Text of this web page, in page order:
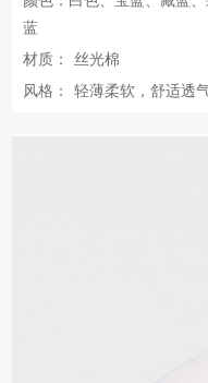
蓝
材质：
丝光棉
风格：
轻薄柔软，舒适透